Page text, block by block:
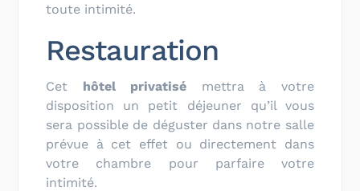
toute intimité.
Restauration
Cet hôtel privatisé mettra à votre
disposition un petit déjeuner qu’il vous
sera possible de déguster dans notre salle
prévue à cet effet ou directement dans
votre chambre pour parfaire votre
intimité.